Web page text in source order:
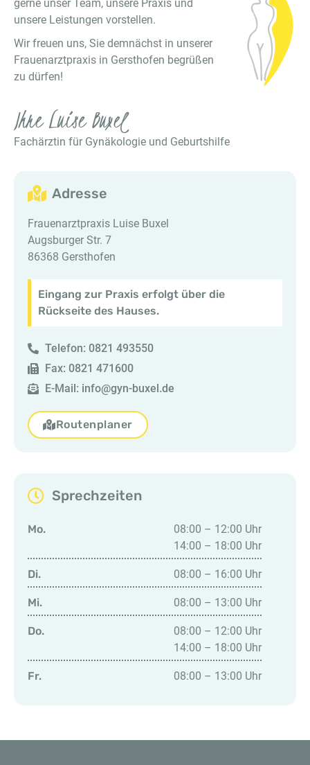
gerne unser Team, unsere Praxis und
unsere Leistungen vorstellen.
Wir freuen uns, Sie demnächst in unserer
Frauenarztpraxis in Gersthofen begrüßen
zu dürfen!
Ihre Luise Buxel
Fachärztin für Gynäkologie und Geburtshilfe
Adresse
Frauenarztpraxis Luise Buxel
Augsburger Str. 7
86368 Gersthofen
Eingang zur Praxis erfolgt über die
Rückseite des Hauses.
Telefon: 0821 493550
Fax: 0821 471600
E-Mail: info@gyn-buxel.de
Routenplaner
Sprechzeiten
Mo.
08:00 – 12:00 Uhr
14:00 – 18:00 Uhr
Di. 08:00 – 16:00 Uhr
Mi. 08:00 – 13:00 Uhr
Do.
08:00 – 12:00 Uhr
14:00 – 18:00 Uhr
Fr. 08:00 – 13:00 Uhr